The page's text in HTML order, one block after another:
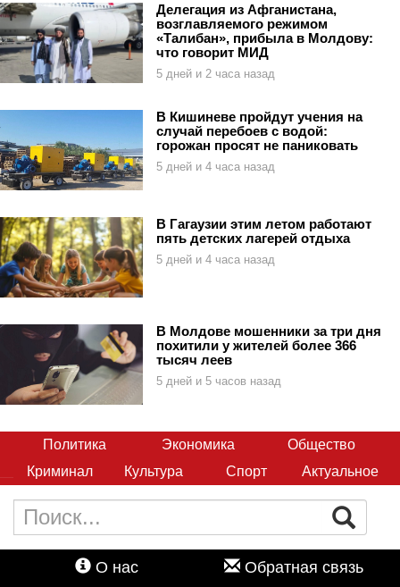
Делегация из Афганистана,
возглавляемого режимом
«Талибан», прибыла в Молдову:
что говорит МИД
5 дней и 2 часа назад
В Кишиневе пройдут учения на
случай перебоев с водой:
горожан просят не паниковать
5 дней и 4 часа назад
В Гагаузии этим летом работают
пять детских лагерей отдыха
5 дней и 4 часа назад
В Молдове мошенники за три дня
похитили у жителей более 366
тысяч леев
5 дней и 5 часов назад
Политика Экономика
Общество
Криминал
Культура Спорт Актуальное
О нас Обратная связь